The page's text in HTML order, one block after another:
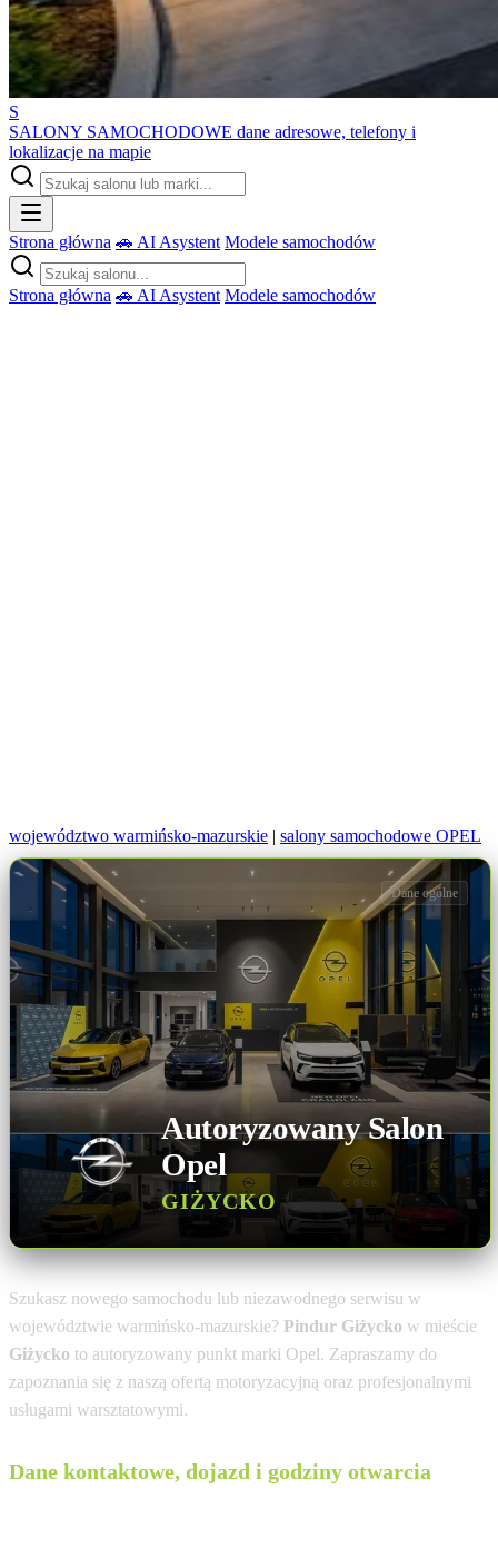
S
SALONY SAMOCHODOWE dane adresowe, telefony i
lokalizacje na mapie
Strona główna 🚗 AI Asystent Modele samochodów
Strona główna 🚗 AI Asystent Modele samochodów
województwo warmińsko-mazurskie | salony samochodowe OPEL
Autoryzowany Salon
Opel
GIŻYCKO
Dane ogólne
Szukasz nowego samochodu lub niezawodnego serwisu w
województwie warmińsko-mazurskie? Pindur Giżycko w mieście
Giżycko to autoryzowany punkt marki Opel. Zapraszamy do
zapoznania się z naszą ofertą motoryzacyjną oraz profesjonalnymi
usługami warsztatowymi.
Dane kontaktowe, dojazd i godziny otwarcia